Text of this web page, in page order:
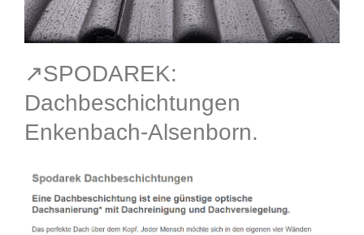
↗️SPODAREK:
Dachbeschichtungen
Enkenbach-Alsenborn.